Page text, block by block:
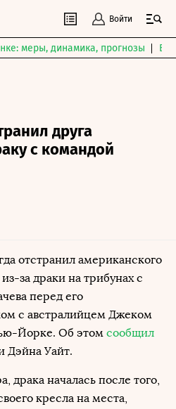
Войти
меры, динамика, прогнозы
друга
с командой
отстранил американского
за драки на трибунах c
перед его
с австралийцем Джеком
Йорке. Об этом сообщил
Дэйна Уайт.
драка началась после того,
кресла на места,